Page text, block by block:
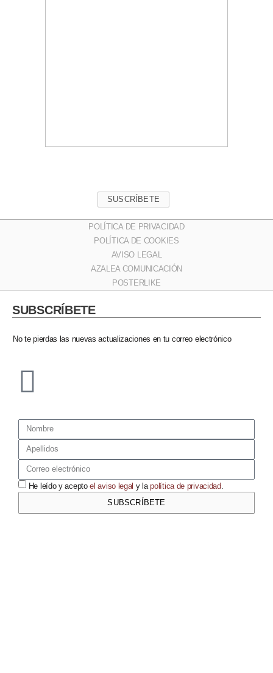
SUSCRÍBETE
POLÍTICA DE PRIVACIDAD
POLÍTICA DE COOKIES
AVISO LEGAL
AZALEA COMUNICACIÓN
POSTERLIKE
SUBSCRÍBETE​
No te pierdas las nuevas actualizaciones en tu correo electrónico​
He leído y aceptoel aviso legal y lapolítica de privacidad
SUBSCRÍBETE